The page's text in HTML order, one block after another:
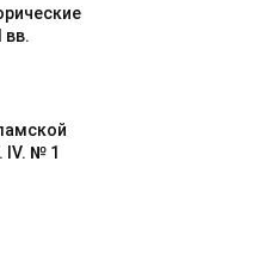
вв.
IV. № 1